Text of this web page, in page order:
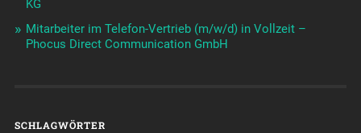
KG
Mitarbeiter im Telefon-Vertrieb (m/w/d) in Vollzeit –
Phocus Direct Communication GmbH
SCHLAGWÖRTER